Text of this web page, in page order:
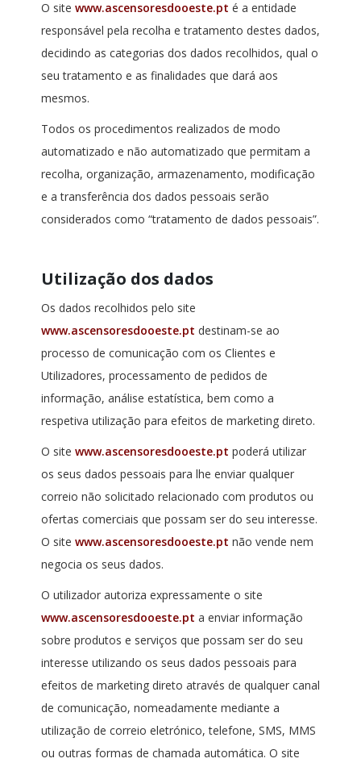
O site www.ascensoresdooeste.pt é a entidade
responsável pela recolha e tratamento destes dados,
decidindo as categorias dos dados recolhidos, qual o
seu tratamento e as finalidades que dará aos
mesmos.
Todos os procedimentos realizados de modo
automatizado e não automatizado que permitam a
recolha, organização, armazenamento, modificação
e a transferência dos dados pessoais serão
considerados como “tratamento de dados pessoais”.
Utilização dos dados
Os dados recolhidos pelo site
www.ascensoresdooeste.pt destinam-se ao
processo de comunicação com os Clientes e
Utilizadores, processamento de pedidos de
informação, análise estatística, bem como a
respetiva utilização para efeitos de marketing direto.
O site www.ascensoresdooeste.pt poderá utilizar
os seus dados pessoais para lhe enviar qualquer
correio não solicitado relacionado com produtos ou
ofertas comerciais que possam ser do seu interesse.
O site www.ascensoresdooeste.pt não vende nem
negocia os seus dados.
O utilizador autoriza expressamente o site
www.ascensoresdooeste.pt a enviar informação
sobre produtos e serviços que possam ser do seu
interesse utilizando os seus dados pessoais para
efeitos de marketing direto através de qualquer canal
de comunicação, nomeadamente mediante a
utilização de correio eletrónico, telefone, SMS, MMS
ou outras formas de chamada automática. O site